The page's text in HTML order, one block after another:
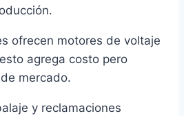
ofrecen motores de voltaje
agrega costo pero
mercado.
y reclamaciones